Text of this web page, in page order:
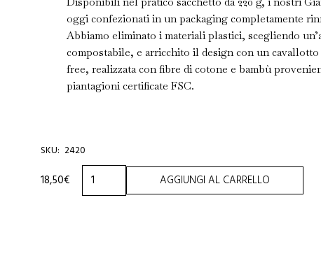
oggi confezionati in un packaging completamente
Abbiamo eliminato i materiali plastici, scegliendo
compostabile, e arricchito il design con un cavallotto
free, realizzata con fibre di cotone e bambù
piantagioni certificate FSC.
SKU: 2420
18,50€
GIANDUJOTTO
AGGIUNGI AL CARRELLO